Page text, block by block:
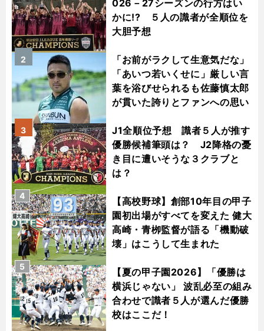
026－27シーズンの行方はい
かに!? ５人の識者が全順位を
大胆予想
「お前がラクして生意気だな」
「あいつ若いくせに」厳しい言
葉を浴びせられるも佐藤慎太郎
が貫いた誇りとファンへの思い
2
J1全順位予想 識者５人が推す
優勝候補筆頭は？ J2降格の憂
き目に遭いそうな３クラブと
は？
3
【高校野球】創部10年目の甲子
園初出場がすべてを変えた 健大
高崎・青栁監督が語る「機動破
壊」はこうして生まれた
4
【夏の甲子園2026】「優勝は
横浜じゃない」 波乱必至の組み
合わせで識者５人が選んだ優勝
校はここだ！
5